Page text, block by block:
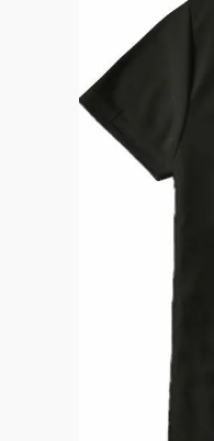
ご利用ガイド
よくある質問
お問合せ